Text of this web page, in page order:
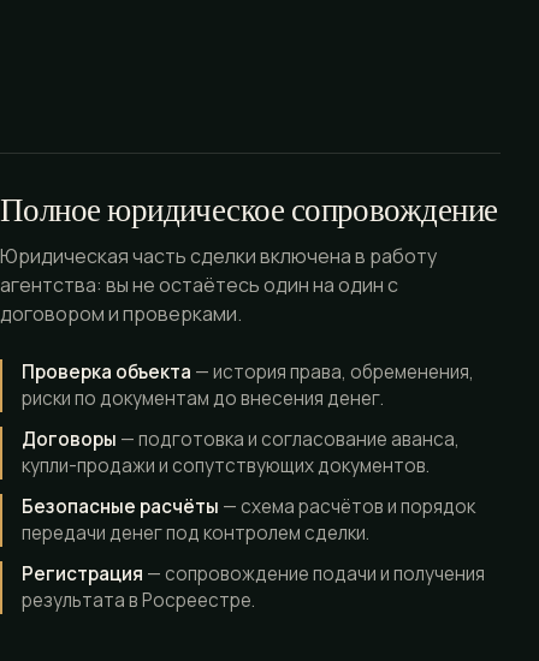
Полное юридическое сопровождение
Юридическая часть сделки включена в работу
агентства: вы не остаётесь один на один с
договором и проверками.
Проверка объекта — история права, обременения,
риски по документам до внесения денег.
Договоры — подготовка и согласование аванса,
купли-продажи и сопутствующих документов.
Безопасные расчёты — схема расчётов и порядок
передачи денег под контролем сделки.
Регистрация — сопровождение подачи и получения
результата в Росреестре.